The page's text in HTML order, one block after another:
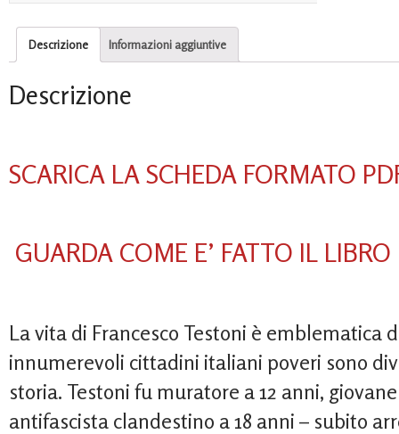
Descrizione Informazioni aggiuntive
Descrizione
SCARICA LA SCHEDA FORMATO
GUARDA COME E’ FATTO IL LIBRO
La vita di Francesco Testoni è emblematica
innumerevoli cittadini italiani poveri sono
storia. Testoni fu muratore a 12 anni,
antifascista clandestino a 18 anni – subito